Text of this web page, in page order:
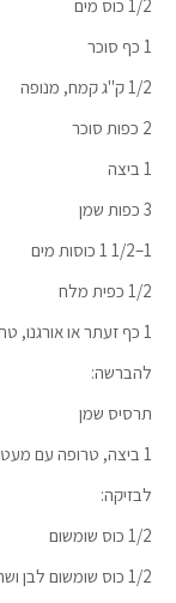
1/2 כוס מים
1 כף סוכר
1/2 ק"ג קמח, מנופה
2 כפות סוכר
1 ביצה
3 כפות שמן
1–1/2 1 כוסות מים
1/2 כפית מלח
1 כף זעתר או אורגנו, טחון
להברשה:
תרסיס שמן
1 ביצה, טרופה עם מעט מים או שמן
לבזיקה:
1/2 כוס שומשום
1/2 כוס שומשום לבן ושחור או קצח